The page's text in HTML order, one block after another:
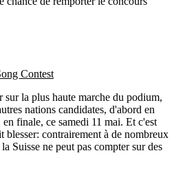
Contest
sur la plus haute marche du podium,
nations candidates, d'abord en
finale, ce samedi 11 mai. Et c'est
blesser: contrairement à de nombreux
Suisse ne peut pas compter sur des